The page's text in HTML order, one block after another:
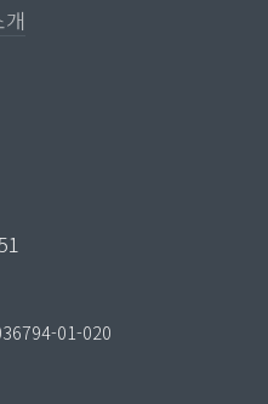
01-020